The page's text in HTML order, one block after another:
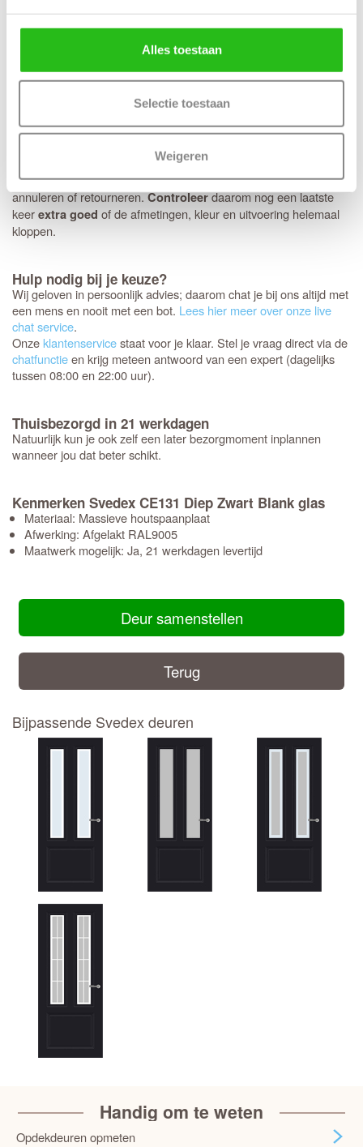
Alles toestaan
Selectie toestaan
Weigeren
strakke look met minirozetten in plaats van een standaard rond of
Houd er wel rekening mee dat deze specifieke fabrieksboring
alleen mogelijk is bij aankoop van origineelSvedex deurbeslag
met minirozet.
Controleer je bestelling zorgvuldig
Jouw nieuwe Svedex deuren worden als een persoonlijk pakket
speciaal voor jou samengesteld. Omdat het om dit specifieke
maatwerk gaat, is het niet mogelijk om de deuren te ruilen,
annuleren of retourneren.Controleerdaarom nog een laatste
keerextra goed of de afmetingen, kleur en uitvoering helemaal
kloppen.
Hulp nodig bij je keuze?
Wij geloven in persoonlijk advies; daarom chat je bij ons altijd met
een mens en nooit met een bot. Lees hier meer over onze live
chat service.
Onzeklantenservicestaat voor je klaar. Stel je vraag direct via de
chatfunctieen krijg meteen antwoord van een expert (dagelijks
tussen 08:00 en 22:00 uur).
Thuisbezorgd in 21 werkdagen
Natuurlijk kun je ook zelf een later bezorgmoment inplannen
wanneer jou dat beter schikt.
Kenmerken Svedex CE131 Diep Zwart Blank glas
Materiaal: Massieve houtspaanplaat
Afwerking: Afgelakt RAL9005
Maatwerk mogelijk: Ja, 21 werkdagen levertijd
Deur samenstellen
Terug
Bijpassende Svedex deuren
Handig om te weten
Opdekdeuren opmeten